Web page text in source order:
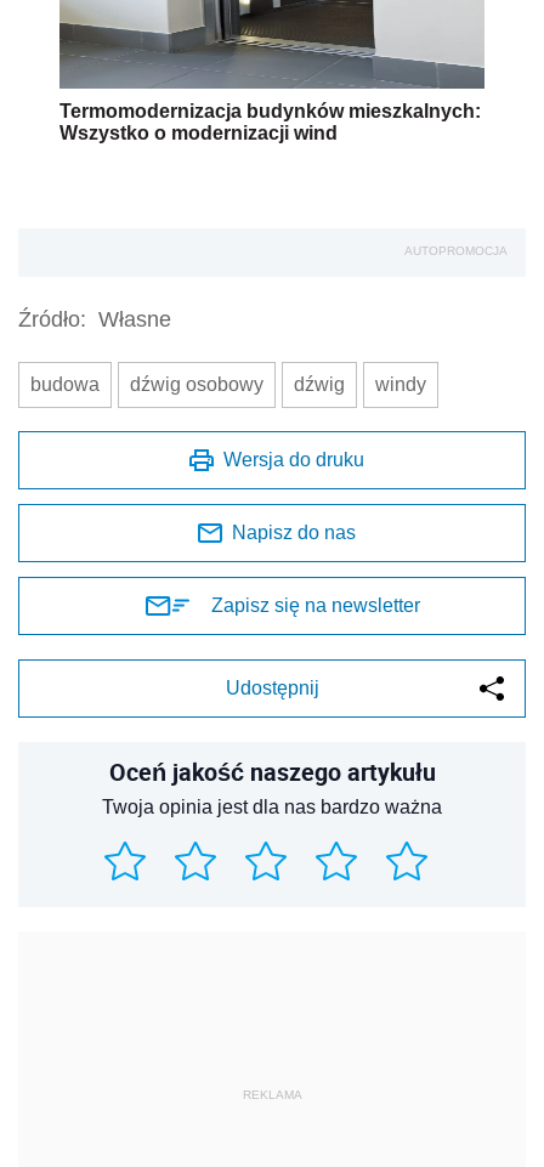
Termomodernizacja budynków mieszkalnych:
Wszystko o modernizacji wind
AUTOPROMOCJA
Źródło: Własne
budowa dźwig osobowy dźwig windy
Wersja do druku
Napisz do nas
Zapisz się na newsletter
Udostępnij
Oceń jakość naszego artykułu
Twoja opinia jest dla nas bardzo ważna
REKLAMA